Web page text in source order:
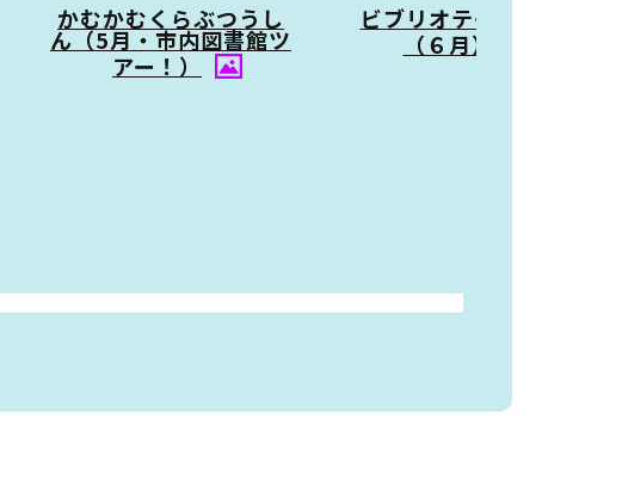
かむかむくらぶつうし
ん（5月・市内図書館ツ
アー！）
ビブリオテーク勝沼
（６月）